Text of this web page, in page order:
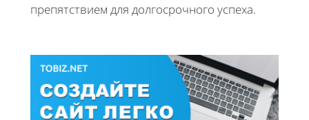
препятствием для долгосрочного успеха.